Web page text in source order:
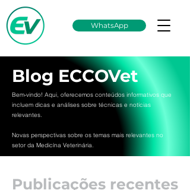
WhatsApp
Blog ECCOVet
Bem-vindo! Aqui, oferecemos conteúdos informativos que
incluem dicas e análises sobre técnicas e notícias
relevantes.
Novas perspectivas sobre os temas mais relevantes no
setor da Medicína Veterinária.
Publicações recentes